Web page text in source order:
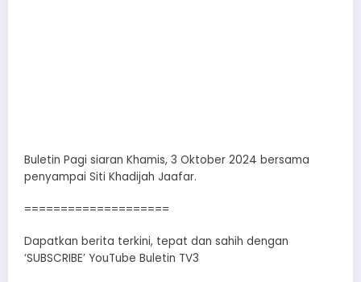
Buletin Pagi siaran Khamis, 3 Oktober 2024 bersama
penyampai Siti Khadijah Jaafar.
====================
Dapatkan berita terkini, tepat dan sahih dengan
‘SUBSCRIBE’ YouTube Buletin TV3